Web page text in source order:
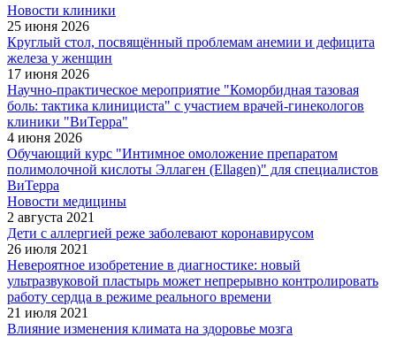
Новости клиники
25 июня 2026
Круглый стол, посвящённый проблемам анемии и дефицита
железа у женщин
17 июня 2026
Научно-практическое мероприятие "Коморбидная тазовая
боль: тактика клинициста" с участием врачей-гинекологов
клиники "ВиТерра"
4 июня 2026
Обучающий курс "Интимное омоложение препаратом
полимолочной кислоты Эллаген (Ellagen)" для специалистов
ВиТерра
Новости медицины
2 августа 2021
Дети с аллергией реже заболевают коронавирусом
26 июля 2021
Невероятное изобретение в диагностике: новый
ультразвуковой пластырь может непрерывно контролировать
работу сердца в режиме реального времени
21 июля 2021
Влияние изменения климата на здоровье мозга